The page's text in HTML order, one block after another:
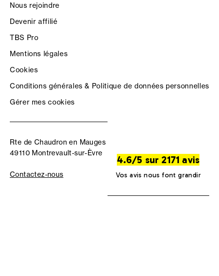
Nous rejoindre
Devenir affilié
TBS Pro
Mentions légales
Cookies
Conditions générales & Politique de données personnelles
Gérer mes cookies
Rte de Chaudron en Mauges
49110 Montrevault-sur-Èvre
Contactez-nous
4.6/5 sur 2171 avis
Vos avis nous font grandir